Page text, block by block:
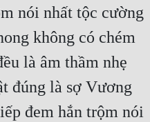
nói nhất tộc cường
không có chém
là âm thầm nhẹ
đúng là sợ Vương
đem hắn trộm nói